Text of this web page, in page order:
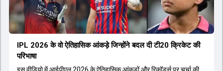
IPL 2026 के वो ऐतिहासिक आंकड़े जिन्होंने बदल दी टी20 क्रिकेट की
परिभाषा